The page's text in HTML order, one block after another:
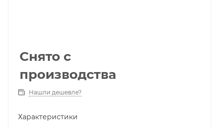
Снято с
производства
Нашли дешевле?
Характеристики